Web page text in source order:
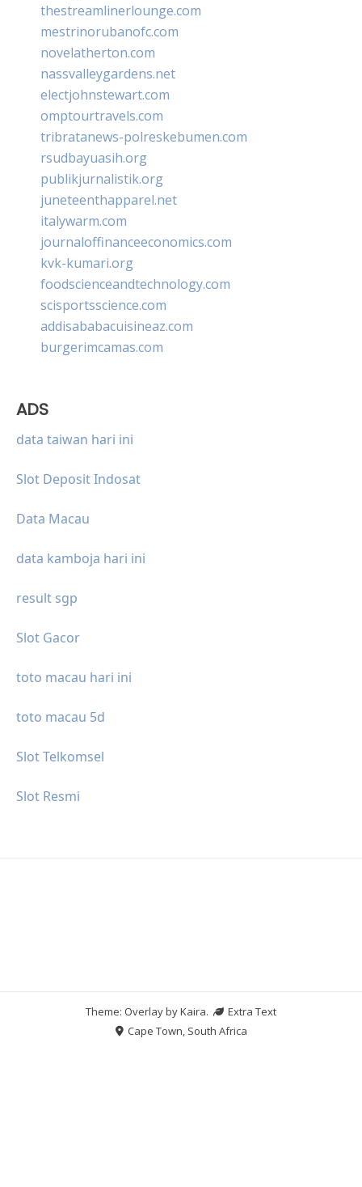
thestreamlinerlounge.com
mestrinorubanofc.com
novelatherton.com
nassvalleygardens.net
electjohnstewart.com
omptourtravels.com
tribratanews-polreskebumen.com
rsudbayuasih.org
publikjurnalistik.org
juneteenthapparel.net
italywarm.com
journaloffinanceeconomics.com
kvk-kumari.org
foodscienceandtechnology.com
scisportsscience.com
addisababacuisineaz.com
burgerimcamas.com
ADS
data taiwan hari ini
Slot Deposit Indosat
Data Macau
data kamboja hari ini
result sgp
Slot Gacor
toto macau hari ini
toto macau 5d
Slot Telkomsel
Slot Resmi
Theme: Overlay byKaira.
Extra Text
Cape Town, South Africa